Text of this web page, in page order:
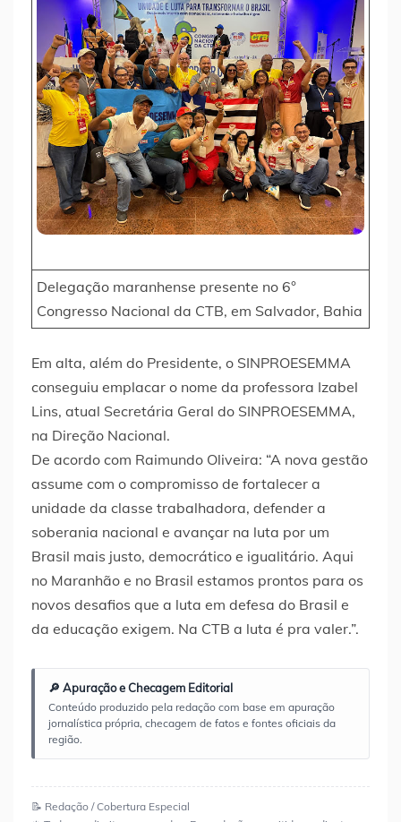
Delegação maranhense presente no 6°
Congresso Nacional da CTB, em Salvador, Bahia
Em alta, além do Presidente, o SINPROESEMMA
conseguiu emplacar o nome da professora Izabel
Lins, atual Secretária Geral do SINPROESEMMA,
na Direção Nacional.
De acordo com Raimundo Oliveira: “A nova gestão
assume com o compromisso de fortalecer a
unidade da classe trabalhadora, defender a
soberania nacional e avançar na luta por um
Brasil mais justo, democrático e igualitário. Aqui
no Maranhão e no Brasil estamos prontos para os
novos desafios que a luta em defesa do Brasil e
da educação exigem. Na CTB a luta é pra valer.”.
🔎 Apuração e Checagem Editorial
Conteúdo produzido pela redação com base em apuração
jornalística própria, checagem de fatos e fontes oficiais da
região.
📝 Redação / Cobertura Especial